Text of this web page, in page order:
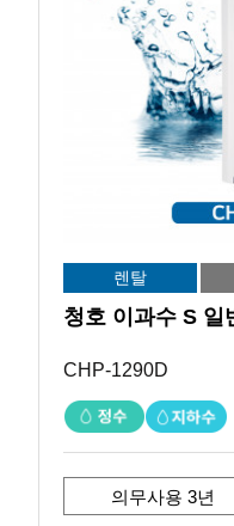
렌탈
청호 이과수 S 일
CHP-1290D
의무사용 3년